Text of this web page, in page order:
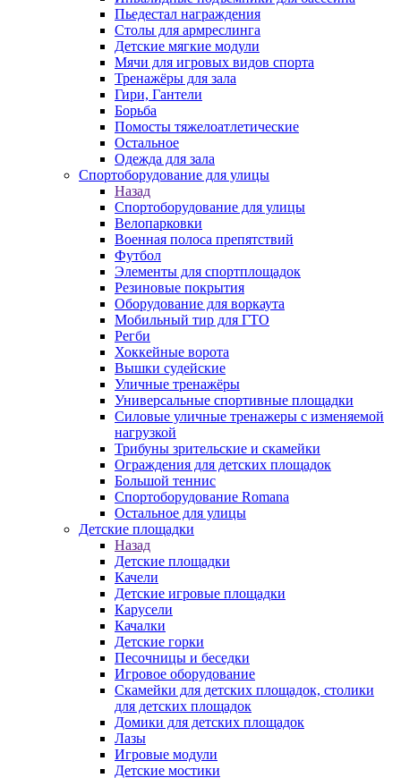
Пьедестал награждения
Столы для армреслинга
Детские мягкие модули
Мячи для игровых видов спорта
Тренажёры для зала
Гири, Гантели
Борьба
Помосты тяжелоатлетические
Остальное
Одежда для зала
Спортоборудование для улицы
Назад
Спортоборудование для улицы
Велопарковки
Военная полоса препятствий
Футбол
Элементы для спортплощадок
Резиновые покрытия
Оборудование для воркаута
Мобильный тир для ГТО
Регби
Хоккейные ворота
Вышки судейские
Уличные тренажёры
Универсальные спортивные площадки
Силовые уличные тренажеры с изменяемой
нагрузкой
Трибуны зрительские и скамейки
Ограждения для детских площадок
Большой теннис
Спортоборудование Romana
Остальное для улицы
Детские площадки
Назад
Детские площадки
Качели
Детские игровые площадки
Карусели
Качалки
Детские горки
Песочницы и беседки
Игровое оборудование
Скамейки для детских площадок, столики
для детских площадок
Домики для детских площадок
Лазы
Игровые модули
Детские мостики